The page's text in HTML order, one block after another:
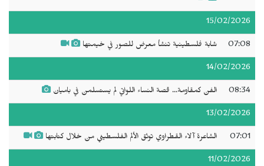
15/02/2026
07:08 شابة فلسطينية تنشأ معرض للصور في خيمتها
14/02/2026
08:34 الفن كمقاومة... قصة النساء اللواتي لم يستسلمن في باميان
13/02/2026
07:01 الشاعرة آلاء القطراوي توثق الألم الفلسطيني من خلال كتابتها
11/02/2026